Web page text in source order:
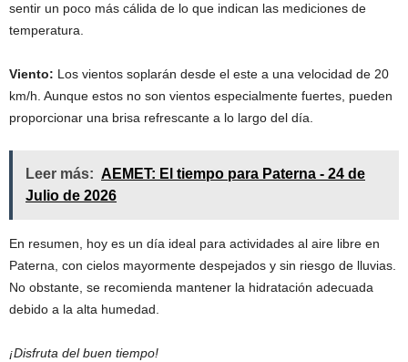
sentir un poco más cálida de lo que indican las mediciones de
temperatura.
Viento: Los vientos soplarán desde el este a una velocidad de 20
km/h. Aunque estos no son vientos especialmente fuertes, pueden
proporcionar una brisa refrescante a lo largo del día.
Leer más: AEMET: El tiempo para Paterna - 24 de
Julio de 2026
En resumen, hoy es un día ideal para actividades al aire libre en
Paterna, con cielos mayormente despejados y sin riesgo de lluvias.
No obstante, se recomienda mantener la hidratación adecuada
debido a la alta humedad.
¡Disfruta del buen tiempo!